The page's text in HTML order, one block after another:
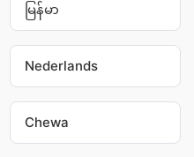
မြန်မာ
Nederlands
Chewa